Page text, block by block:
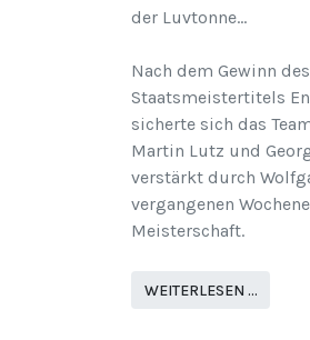
der Luvtonne...
Nach dem Gewinn
Staatsmeistertitels
sicherte sich das
Martin Lutz und
verstärkt durch
vergangenen
Meisterschaft.
WEITERLESEN …